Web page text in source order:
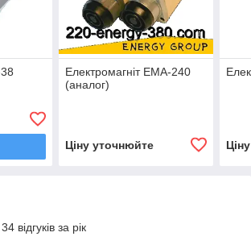
Електромагніт EMA-240
(аналог)
Ціну уточнюйте
відгуків за рік